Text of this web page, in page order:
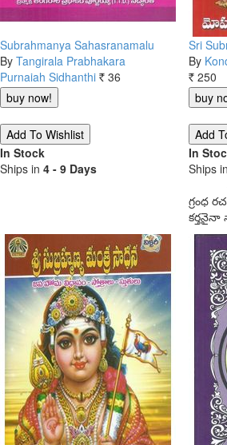
Subrahmanya Sahasranamalu
By Tangirala Prabhakara
Purnaiah Sidhanthi Rs. 36
In Stock
Ships in 4 - 9 Days
Sri
By
Rs. 250
In
Ships in
గ్రంధ
కర్తనైనా